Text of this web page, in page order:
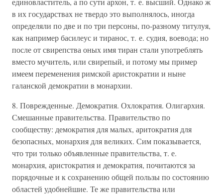
в их государствах не твердо это выполнялось, иногда
определяли по две и по три персоны, по-разному титулуя,
как например басилеус и тиранос, т. е. судия, воевода; но
после от свирепства оных имя тиран стали употреблять
вместо мучитель, или свирепый, и потому мы пример
имеем переменения римской аристократии и ныне
галанской демократии в монархии.
8. Поврежденные. Демократия. Охлократия. Олигархия.
Смешанные правительства. Правительство по
сообществу: демократия для малых, аритократия для
безопасных, монархия для великих. Сим показывается,
что три только объявленные правительства, т. е.
монархия, аристократия и демократия, почитаются за
порядочные и к сохранению общей пользы по состоянию
областей удобнейшие. Те же правительства или